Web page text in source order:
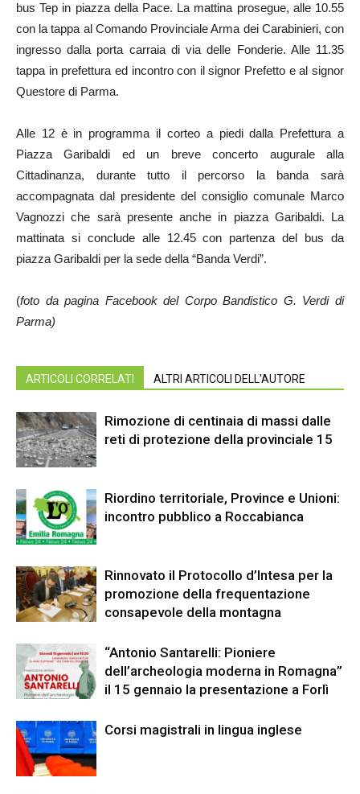
bus Tep in piazza della Pace. La mattina prosegue, alle 10.55
con la tappa al Comando Provinciale Arma dei Carabinieri, con
ingresso dalla porta carraia di via delle Fonderie. Alle 11.35
tappa in prefettura ed incontro con il signor Prefetto e al signor
Questore di Parma.
Alle 12 è in programma il corteo a piedi dalla Prefettura a
Piazza Garibaldi ed un breve concerto augurale alla
Cittadinanza, durante tutto il percorso la banda sarà
accompagnata dal presidente del consiglio comunale Marco
Vagnozzi che sarà presente anche in piazza Garibaldi. La
mattinata si conclude alle 12.45 con partenza del bus da
piazza Garibaldi per la sede della “Banda Verdi”.
(foto da pagina Facebook del Corpo Bandistico G. Verdi di
Parma)
ARTICOLI CORRELATI ALTRI ARTICOLI DELL'AUTORE
Rimozione di centinaia di massi dalle
reti di protezione della provinciale 15
Riordino territoriale, Province e Unioni:
incontro pubblico a Roccabianca
Rinnovato il Protocollo d’Intesa per la
promozione della frequentazione
consapevole della montagna
“Antonio Santarelli: Pioniere
dell’archeologia moderna in Romagna”
il 15 gennaio la presentazione a Forlì
Corsi magistrali in lingua inglese